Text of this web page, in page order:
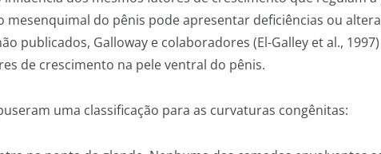
do pênis pode apresentar deficiências ou
publicados, Galloway e colaboradores (El-Galley et al.,
de crescimento na pele ventral do pênis.
uma classificação para as curvaturas congênitas: